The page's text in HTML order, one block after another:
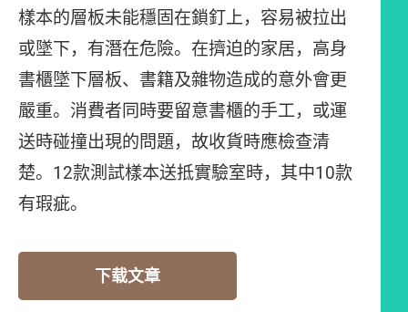
樣本的層板未能穩固在鎖釘上，容易被拉出
或墜下，有潛在危險。在擠迫的家居，高身
書櫃墜下層板、書籍及雜物造成的意外會更
嚴重。消費者同時要留意書櫃的手工，或運
送時碰撞出現的問題，故收貨時應檢查清
楚。12款測試樣本送抵實驗室時，其中10款
有瑕疵。
下载文章